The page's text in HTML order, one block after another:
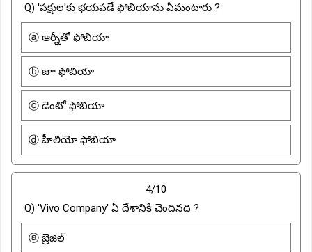
Q) 'పక్షుల'కు భయపడే ఫోబియాను ఏమంటారు ?
ⓐ ఆర్నీతో ఫోబియా
ⓑ జూ ఫోబియా
ⓒ డెంటో ఫోబియా
ⓓ హీలియో ఫోబియా
4/10
Q) 'Vivo Company' ఏ దేశానికి చెందినది ?
ⓐ బ్రెజిల్